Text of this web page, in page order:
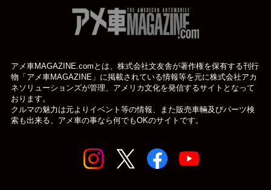
アメ車MAGAZINE.comとは、株式会社文友舎が著作権を保有する刊行
物「アメ車MAGAZINE」に掲載されている情報等を元に株式会社アカ
ネソリューションズが管理、アメリカ文化を発信するサイトとなって
おります。
クルマの魅力は元よりイベント等の情報、また販売車輛及びパーツ検
索も出来る、アメ車の事なら何でもOKのサイトです。